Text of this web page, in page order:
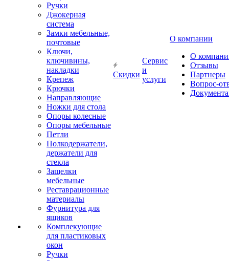
Ручки
Джокерная
система
Замки мебельные,
почтовые
Ключи,
ключивины,
накладки
Крепеж
Крючки
Направляющие
Ножки для стола
Опоры колесные
Опоры мебельные
Петли
Полкодержатели,
держатели для
стекла
Защелки
мебельные
Реставрационные
материалы
Фурнитура для
ящиков
Комплекующие
для пластиковых
окон
Ручки
Скидки
Сервис
и
услуги
О компании
О
Отзывы
Партнеры
Вопрос-